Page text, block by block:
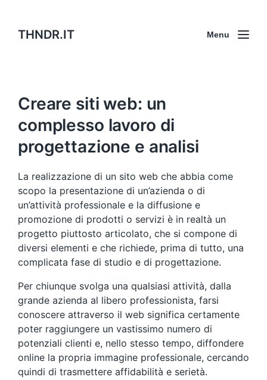
THNDR.IT Menu
Creare siti web: un
complesso lavoro di
progettazione e analisi
La realizzazione di un sito web che abbia come
scopo la presentazione di un’azienda o di
un’attività professionale e la diffusione e
promozione di prodotti o servizi è in realtà un
progetto piuttosto articolato, che si compone di
diversi elementi e che richiede, prima di tutto, una
complicata fase di studio e di progettazione.
Per chiunque svolga una qualsiasi attività, dalla
grande azienda al libero professionista, farsi
conoscere attraverso il web significa certamente
poter raggiungere un vastissimo numero di
potenziali clienti e, nello stesso tempo, diffondere
online la propria immagine professionale, cercando
quindi di trasmettere affidabilità e serietà.